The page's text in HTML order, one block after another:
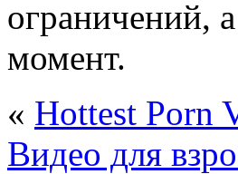
ограничений,
момент.
« Hottest Porn
Видео для